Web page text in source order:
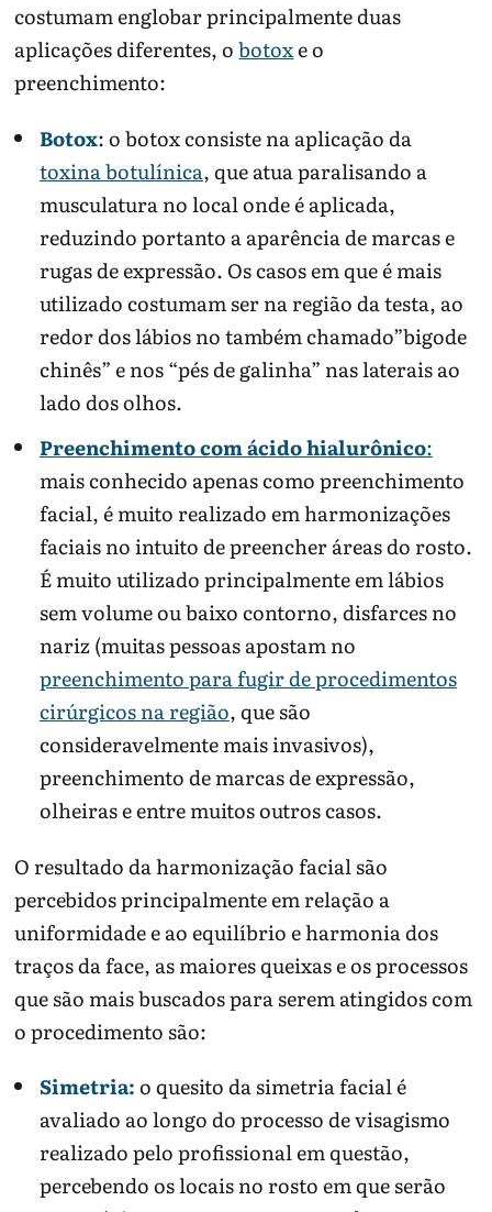
costumam englobar principalmente duas
aplicações diferentes, obotoxe o
preenchimento:
Botox: o botox consiste na aplicação da
toxina botulínica, que atua paralisando a
musculatura no local onde é aplicada,
reduzindo portanto a aparência de marcas e
rugas de expressão. Os casos em que é mais
utilizado costumam ser na região da testa, ao
redor dos lábios no também chamado”bigode
chinês” e nos “pés de galinha” nas laterais ao
lado dos olhos.
Preenchimento com ácido hialurônico:
mais conhecido apenas como preenchimento
facial, é muito realizado em harmonizações
faciais no intuito de preencher áreas do rosto.
É muito utilizado principalmente em lábios
sem volume ou baixo contorno, disfarces no
nariz (muitas pessoas apostam no
preenchimento para fugir de procedimentos
cirúrgicos na região, que são
consideravelmente mais invasivos),
preenchimento de marcas de expressão,
olheiras e entre muitos outros casos.
O resultado da harmonização facial são
percebidos principalmente em relação a
uniformidade e ao equilíbrio e harmonia dos
traços da face, as maiores queixas e os processos
que são mais buscados para serem atingidos com
o procedimento são:
Simetria:o quesito da simetria facial é
avaliado ao longo do processo de visagismo
realizado pelo profissional em questão,
percebendo os locais no rosto em que serão